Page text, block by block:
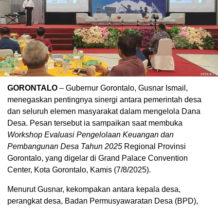
GORONTALO – Gubernur Gorontalo, Gusnar Ismail,
menegaskan pentingnya sinergi antara pemerintah desa
dan seluruh elemen masyarakat dalam mengelola Dana
Desa. Pesan tersebut ia sampaikan saat membuka
Workshop Evaluasi Pengelolaan Keuangan dan
Pembangunan Desa Tahun 2025 Regional Provinsi
Gorontalo, yang digelar di Grand Palace Convention
Center, Kota Gorontalo, Kamis (7/8/2025).
Menurut Gusnar, kekompakan antara kepala desa,
perangkat desa, Badan Permusyawaratan Desa (BPD),